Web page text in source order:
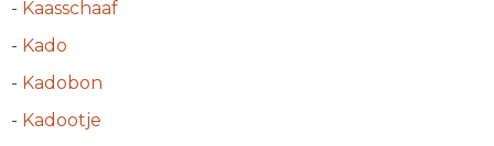
- Kaasschaaf
- Kado
- Kadobon
- Kadootje